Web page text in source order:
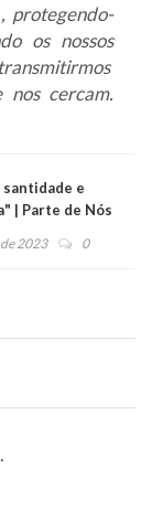
protegendo-
os nossos
cercam.
e
| Parte de Nós
2023 0